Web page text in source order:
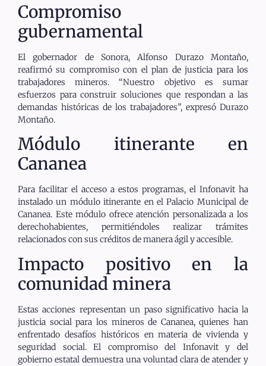
Compromiso
gubernamental
El gobernador de Sonora, Alfonso Durazo Montaño,
reafirmó su compromiso con el plan de justicia para los
trabajadores mineros. “Nuestro objetivo es sumar
esfuerzos para construir soluciones que respondan a las
demandas históricas de los trabajadores”, expresó Durazo
Montaño.
Módulo itinerante en
Cananea
Para facilitar el acceso a estos programas, el Infonavit ha
instalado un módulo itinerante en el Palacio Municipal de
Cananea. Este módulo ofrece atención personalizada a los
derechohabientes, permitiéndoles realizar trámites
relacionados con sus créditos de manera ágil y accesible.
Impacto positivo en la
comunidad minera
Estas acciones representan un paso significativo hacia la
justicia social para los mineros de Cananea, quienes han
enfrentado desafíos históricos en materia de vivienda y
seguridad social. El compromiso del Infonavit y del
gobierno estatal demuestra una voluntad clara de atender y